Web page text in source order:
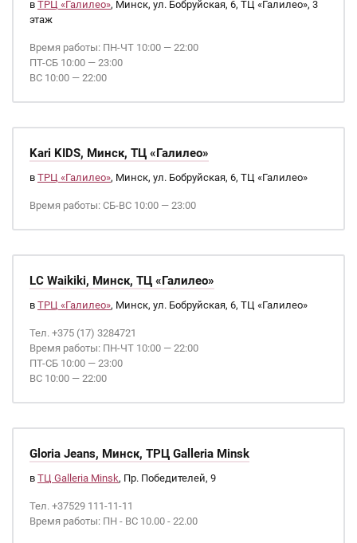
в ТРЦ «Галилео», Минск, ул. Бобруйская, 6, ТЦ «Галилео», 3
этаж
Время работы: ПН-ЧТ 10:00 — 22:00
ПТ-СБ 10:00 — 23:00
ВС 10:00 — 22:00
Kari KIDS, Минск, ТЦ «Галилео»
в ТРЦ «Галилео», Минск, ул. Бобруйская, 6, ТЦ «Галилео»
Время работы: СБ-ВС 10:00 — 23:00
LC Waikiki, Минск, ТЦ «Галилео»
в ТРЦ «Галилео», Минск, ул. Бобруйская, 6, ТЦ «Галилео»
Тел. +375 (17) 3284721
Время работы: ПН-ЧТ 10:00 — 22:00
ПТ-СБ 10:00 — 23:00
ВС 10:00 — 22:00
Gloria Jeans, Минск, ТРЦ Galleria Minsk
в ТЦ Galleria Minsk, Пр. Победителей, 9
Тел. +37529 111-11-11
Время работы: ПН - ВС 10.00 - 22.00